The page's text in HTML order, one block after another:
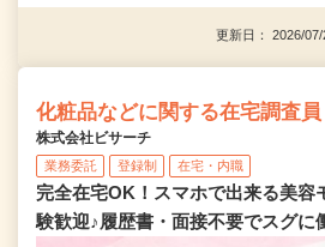
更新日： 2026/
化粧品などに関する在宅調査
株式会社ビサーチ
業務委託 登録制 在宅・内職
完全在宅OK！スマホで出来る美容
験歓迎♪履歴書・面接不要でスグに